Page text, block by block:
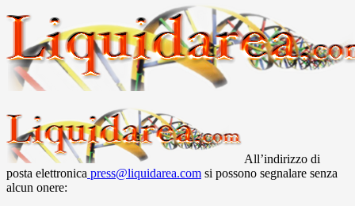
All’indirizzo di
posta elettronica press@liquidarea.com si possono segnalare senza
alcun onere: